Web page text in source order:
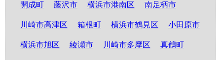
開成町 藤沢市 横浜市港南区 南足柄市
川崎市高津区 箱根町 横浜市鶴見区 小田原市
横浜市旭区 綾瀬市 川崎市多摩区 真鶴町